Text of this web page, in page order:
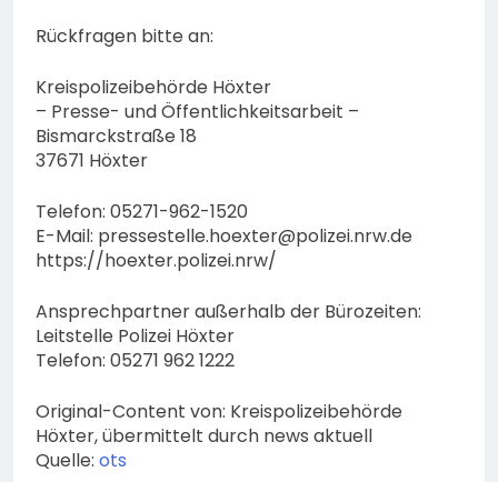
Rückfragen bitte an:
Kreispolizeibehörde Höxter
– Presse- und Öffentlichkeitsarbeit –
Bismarckstraße 18
37671 Höxter
Telefon: 05271-962-1520
E-Mail: pressestelle.hoexter@polizei.nrw.de
https://hoexter.polizei.nrw/
Ansprechpartner außerhalb der Bürozeiten:
Leitstelle Polizei Höxter
Telefon: 05271 962 1222
Original-Content von: Kreispolizeibehörde
Höxter, übermittelt durch news aktuell
Quelle: ots